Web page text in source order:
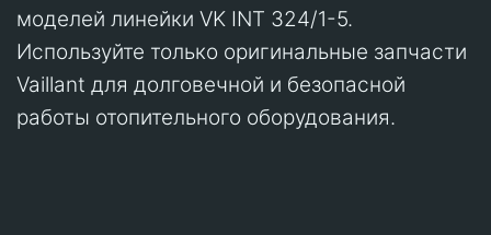
моделей линейки VK INT 324/1-5.
Используйте только оригинальные запчасти
Vaillant для долговечной и безопасной
работы отопительного оборудования.